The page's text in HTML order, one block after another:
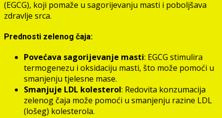
(EGCG), koji pomaže u sagorijevanju masti i poboljšava
zdravlje srca.
Prednosti zelenog čaja:
Povećava sagorijevanje masti: EGCG stimulira
termogenezu i oksidaciju masti, što može pomoći u
smanjenju tjelesne mase.
Smanjuje LDL kolesterol: Redovita konzumacija
zelenog čaja može pomoći u smanjenju razine LDL
(lošeg) kolesterola.